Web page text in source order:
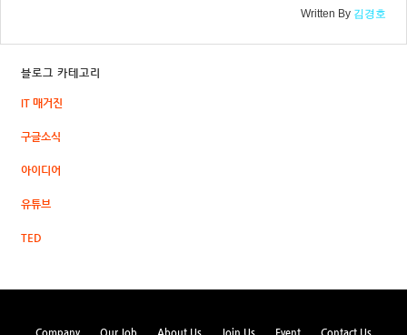
Written By 김경호
블로그 카테고리
IT 매거진
구글소식
아이디어
유튜브
TED
Company Our Job About Us Join Us Event Contact Us